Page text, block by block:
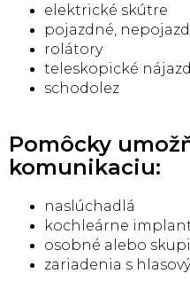
elektrické skútre
pojazdné,
rolátory
teleskopické
schodolez
Pomôcky
komunikaciu:
naslúchadlá
kochleárne
osobné alebo
zariadenia s